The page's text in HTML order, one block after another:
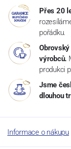
Přes 20
pořádku.
výrobců.
produkci
Jsme
dlouhou
Informace o nákupu